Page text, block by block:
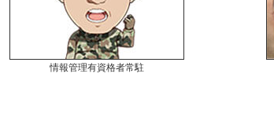
情報管理有資格者常駐